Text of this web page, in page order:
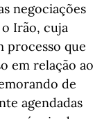
negociações
Irão, cuja
processo que
em relação ao
de
agendadas